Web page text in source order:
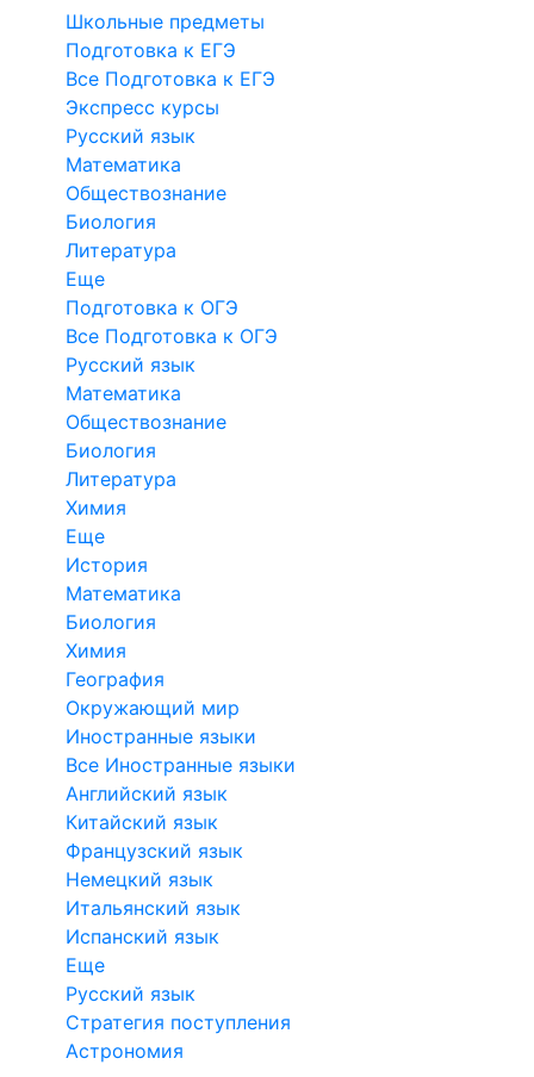
Школьные предметы
Подготовка к ЕГЭ
Все Подготовка к ЕГЭ
Экспресс курсы
Русский язык
Математика
Обществознание
Биология
Литература
Еще
Подготовка к ОГЭ
Все Подготовка к ОГЭ
Русский язык
Математика
Обществознание
Биология
Литература
Химия
Еще
История
Математика
Биология
Химия
География
Окружающий мир
Иностранные языки
Все Иностранные языки
Английский язык
Китайский язык
Французский язык
Немецкий язык
Итальянский язык
Испанский язык
Еще
Русский язык
Стратегия поступления
Астрономия